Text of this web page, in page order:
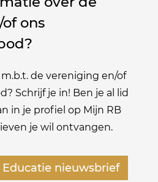
ons
de vereniging en/of
Schrijf je in! Ben je al lid
in je profiel op Mijn RB
je wil ontvangen.
nieuwsbrief